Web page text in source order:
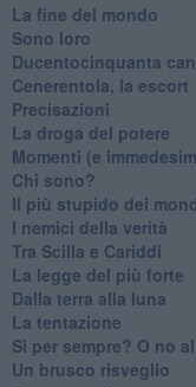
La fine del mondo
Sono loro
Ducentocinquanta
Cenerentola, la escort
Precisazioni
La droga del potere
Momenti (e
Chi sono?
Il più stupido dei
I nemici della verità
Tra Scilla e Cariddi
La legge del più forte
Dalla terra alla luna
La tentazione
​Sì per sempre? O no
Un brusco risveglio